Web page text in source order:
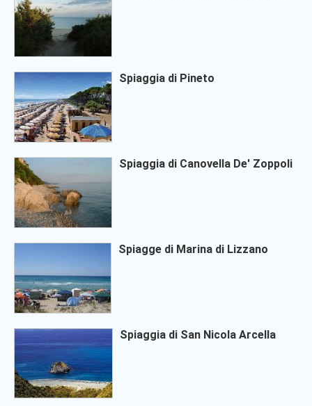
Spiaggia di Pineto
Spiaggia di Canovella De' Zoppoli
Spiagge di Marina di Lizzano
Spiaggia di San Nicola Arcella